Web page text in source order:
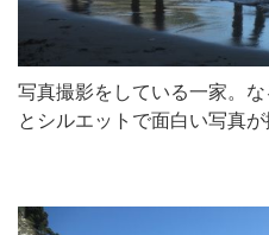
写真撮影をしている一家。
とシルエットで面白い写真が